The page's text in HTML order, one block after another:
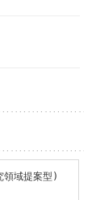
域提案型)